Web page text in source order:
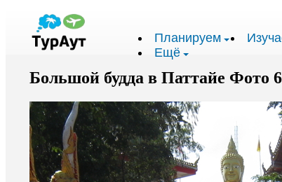
Планируем
Ещё
Большой будда в Паттайе Фото